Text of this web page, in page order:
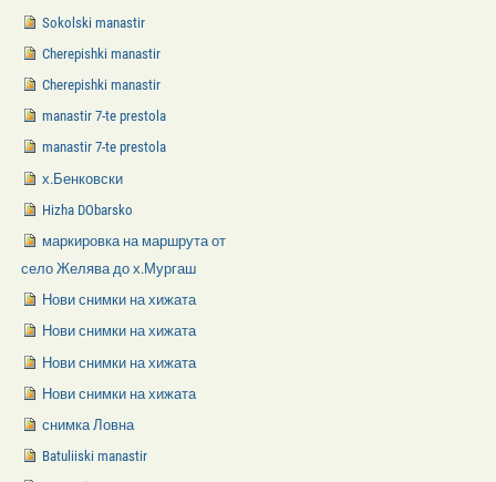
Sokolski manastir
Cherepishki manastir
Cherepishki manastir
manastir 7-te prestola
manastir 7-te prestola
х.Бенковски
Hizha DObarsko
маркировка на маршрута от
село Желява до х.Мургаш
Нови снимки на хижата
Нови снимки на хижата
Нови снимки на хижата
Нови снимки на хижата
снимка Ловна
Batuliiski manastir